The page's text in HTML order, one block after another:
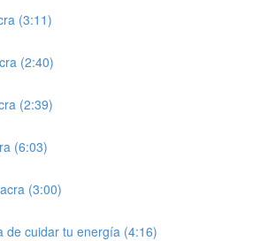
(3:11)
(2:40)
(2:39)
(6:03)
(3:00)
de cuidar tu energía (4:16)